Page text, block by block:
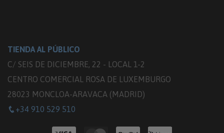
TIENDA AL PÚBLICO
C/ SEIS DE DICIEMBRE, 22 - LOCAL 1-2
CENTRO COMERCIAL ROSA DE LUXEMBURGO
28023 MONCLOA-ARAVACA (MADRID)
+34 910 529 510